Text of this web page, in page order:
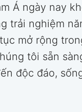
Á ngày nay
trải nghiệm
mở rộng
tôi sẵn
độc đáo,